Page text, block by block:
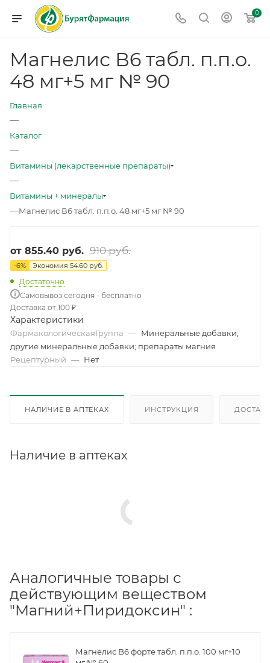
0
Магнелис В6 табл. п.п.о.
48 мг+5 мг № 90
Главная
—
Каталог
—
Витамины (лекарственные препараты)
—
Витамины + минералы
—Магнелис В6 табл. п.п.о. 48 мг+5 мг № 90
от 855.40 руб. 910 руб.
-6% Экономия 54.60 руб.
Достаточно
Самовывоз сегодня - бесплатно
Доставка от 100 ₽
Характеристики
ФармакологическаяГруппа — Минеральные добавки;
другие минеральные добавки; препараты магния
Рецептурный — Нет
НАЛИЧИЕ В АПТЕКАХ ИНСТРУКЦИЯ
Наличие в аптеках
Аналогичные товары с
действующим веществом
"Магний+Пиридоксин" :
Магнелис B6 форте табл. п.п.о. 100 мг+10